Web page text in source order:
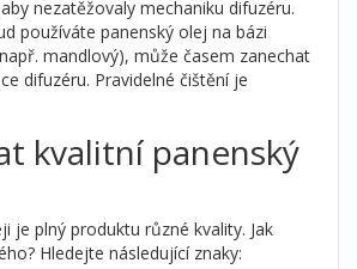
nezatěžovaly mechaniku difuzéru.
používáte panenský olej na bázi
mandlový), může časem zanechat
difuzéru. Pravidelné čištění je
kvalitní panenský
je plný produktu různé kvality. Jak
Hledejte následující znaky: